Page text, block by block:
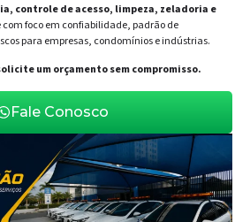
controle de acesso, limpeza, zeladoria e
com foco em confiabilidade, padrão de
para empresas, condomínios e indústrias.
um orçamento sem compromisso.
Fale Conosco